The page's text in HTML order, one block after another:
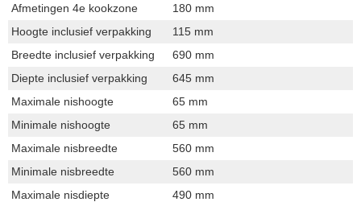
Afmetingen 4e kookzone
180 mm
Hoogte inclusief verpakking
115 mm
Breedte inclusief verpakking
690 mm
Diepte inclusief verpakking
645 mm
Maximale nishoogte
65 mm
Minimale nishoogte
65 mm
Maximale nisbreedte
560 mm
Minimale nisbreedte
560 mm
Maximale nisdiepte
490 mm